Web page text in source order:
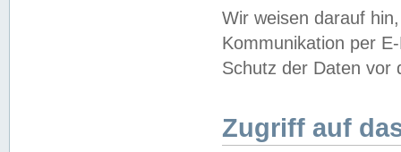
Wir weisen darauf
Kommunikation per
Schutz der Daten vor
Zugriff auf